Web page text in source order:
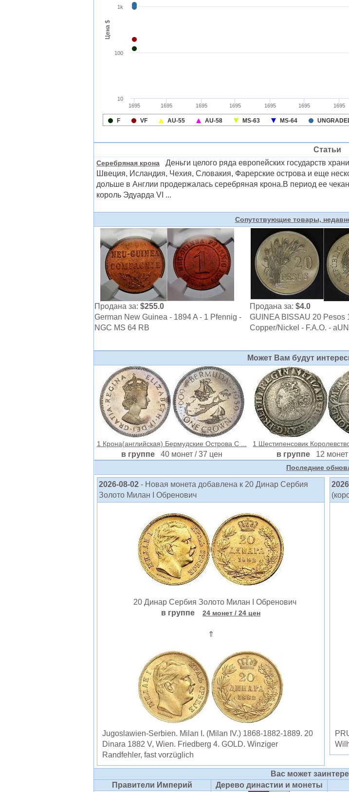
Статьи
Серебряная крона Деньги целого ряда европейских государств
Швеция, Исландия, Чехия, Словакия, Фарерские острова и еще
дольше в Англии продержалась серебряная крона.В период ее
король Эдуарда VI ...
Сопутствующие товары,
Продана за: $255.0
German New Guinea - 1894 A - 1 Pfennig -
NGC MS 64 RB
Продана за:$4.0
GUINEA BISSAU 20 Pesos
Copper/Nickel - F.A.O. -
Может Вам будут
1 Крона(английская) Бермудские Острова С ...
в группе 40 монет / 37 цен
1 Шестипенсовик
в группе 12
Последние
2026-08-02 - Новая монета добавлена к 20 Динар Сербия
Золото Милан I Обренович
20 Динар Сербия Золото Милан I Обренович
в группе
24 монет / 24 цен
⇑
Jugoslawien-Serbien. Milan I. (Milan IV.) 1868-1882-1889. 20
Dinara 1882 V, Wien. Friedberg 4. GOLD. Winziger
Randfehler, fast vorzüglich
Вас может
Правители Империй
Дерево династии и монеты